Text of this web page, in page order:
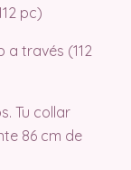
pc)
a través (112
Tu collar
86 cm de